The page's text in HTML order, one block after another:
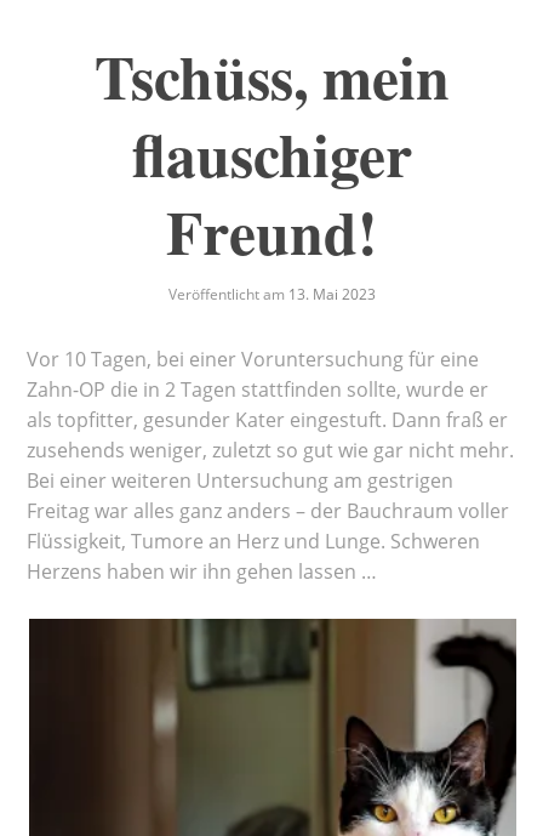
Tschüss, mein
flauschiger
Freund!
Veröffentlicht am 13. Mai 2023
Vor 10 Tagen, bei einer Voruntersuchung für eine
Zahn-OP die in 2 Tagen stattfinden sollte, wurde er
als topfitter, gesunder Kater eingestuft. Dann fraß er
zusehends weniger, zuletzt so gut wie gar nicht mehr.
Bei einer weiteren Untersuchung am gestrigen
Freitag war alles ganz anders – der Bauchraum voller
Flüssigkeit, Tumore an Herz und Lunge. Schweren
Herzens haben wir ihn gehen lassen …